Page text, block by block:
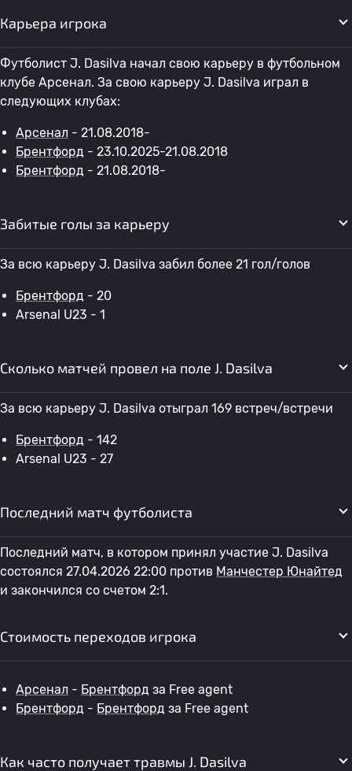
Карьера игрока
Футболист J. Dasilva начал свою карьеру в футбольном
клубе Арсенал. За свою карьеру J. Dasilva играл в
следующих клубах:
Арсенал - 21.08.2018-
Брентфорд - 23.10.2025-21.08.2018
Брентфорд - 21.08.2018-
Забитые голы за карьеру
За всю карьеру J. Dasilva забил более 21 гол/голов
Брентфорд - 20
Arsenal U23 - 1
Сколько матчей провел на поле J. Dasilva
За всю карьеру J. Dasilva отыграл 169 встреч/встречи
Брентфорд - 142
Arsenal U23 - 27
Последний матч футболиста
Последний матч, в котором принял участие J. Dasilva
состоялся 27.04.2026 22:00 против Манчестер Юнайтед
и закончился со счетом 2:1.
Стоимость переходов игрока
Арсенал - Брентфорд за Free agent
Брентфорд - Брентфорд за Free agent
Как часто получает травмы J. Dasilva